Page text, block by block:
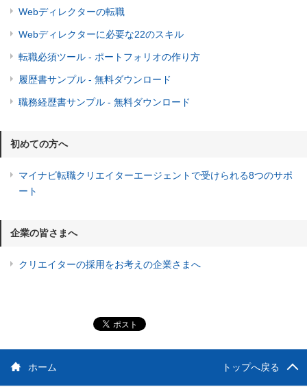
Webディレクターの転職
Webディレクターに必要な22のスキル
転職必須ツール - ポートフォリオの作り方
履歴書サンプル - 無料ダウンロード
職務経歴書サンプル - 無料ダウンロード
初めての方へ
マイナビ転職クリエイターエージェントで受けられる8つのサポ
ート
企業の皆さまへ
クリエイターの採用をお考えの企業さまへ
ホーム トップへ戻る